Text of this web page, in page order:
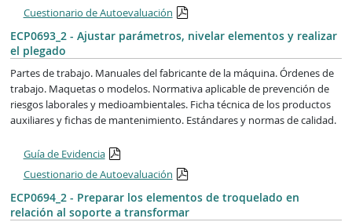
Cuestionario de Autoevaluación
ECP0693_2 - Ajustar parámetros, nivelar elementos y realizar
el plegado
Partes de trabajo. Manuales del fabricante de la máquina. Órdenes de
trabajo. Maquetas o modelos. Normativa aplicable de prevención de
riesgos laborales y medioambientales. Ficha técnica de los productos
auxiliares y fichas de mantenimiento. Estándares y normas de calidad.
Guía de Evidencia
Cuestionario de Autoevaluación
ECP0694_2 - Preparar los elementos de troquelado en
relación al soporte a transformar